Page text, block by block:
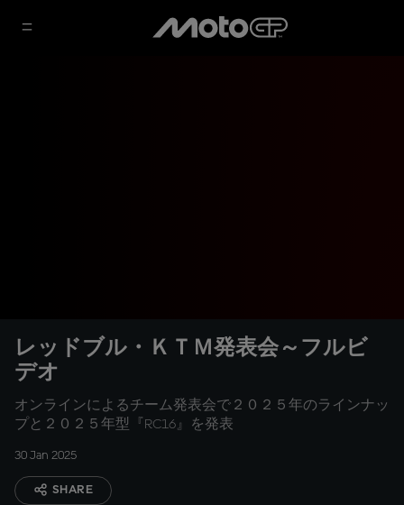
レッドブル・ＫＴＭ発表会～フルビ
デオ
オンラインによるチーム発表会で２０２５年のラインナッ
プと２０２５年型『RC16』を発表
30 Jan 2025
SHARE